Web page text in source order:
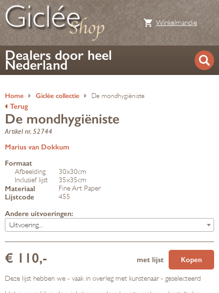
Winkelmandje
Dealers door heel
Nederland
Home Giclée collectie De mondhygiëniste
Terug
De mondhygiëniste
Artikel nr. 52744
Marius van Dokkum
Formaat
Afbeelding
30x30cm
Inclusief lijst
35x35cm
Materiaal Fine Art Paper
Lijstcode 455
Andere uitvoeringen:
Uitvoering...
€ 110,- Kopen
met lijst
Deze lijst hebben we - vaak in overleg met kunstenaar - geselecteerd